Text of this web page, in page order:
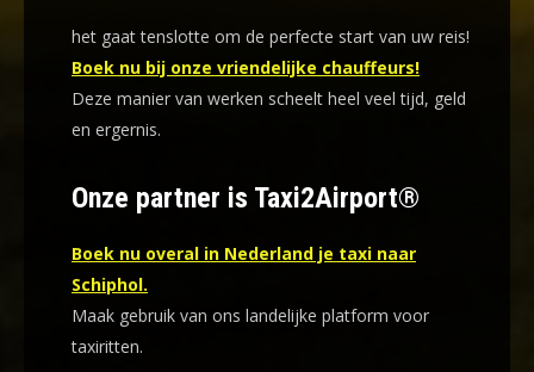
het gaat tenslotte om de perfecte start van uw reis!
Boek nu bij onze vriendelijke chauffeurs!
Deze manier van werken scheelt heel veel tijd, geld
en ergernis.
Onze partner is Taxi2Airport®
Boek nu overal in Nederland je taxi naar
Schiphol.
Maak gebruik van ons landelijke platform voor
taxiritten.